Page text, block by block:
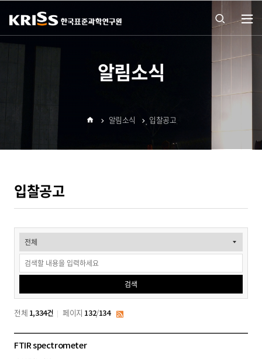
열기
알림소식
입찰공고
알림소식 입찰공고
입
찰
공
고
검
검색
전체 1,334건 페이지 132/134
찰
FTIR spectrometer